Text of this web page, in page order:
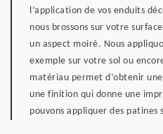
l’application de vos enduits
nous brossons sur votre
un aspect moiré. Nous
exemple sur votre sol ou
matériau permet d’obtenir
une finition qui donne une
pouvons appliquer des patines